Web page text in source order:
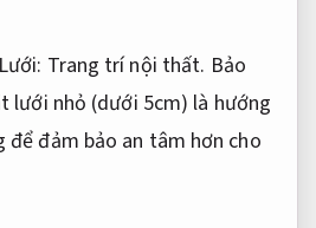
Trang trí nội thất. Bảo
lưới nhỏ (dưới 5cm) là hướng
để đảm bảo an tâm hơn cho